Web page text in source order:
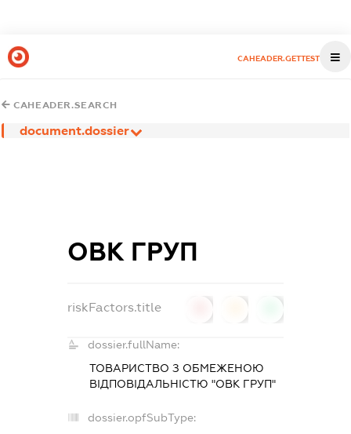
CAHEADER.GETTEST
CAHEADER.SEARCH
document.dossier
ОВК ГРУП
riskFactors.title
dossier.fullName:
ТОВАРИСТВО З ОБМЕЖЕНОЮ
ВІДПОВІДАЛЬНІСТЮ "ОВК ГРУП"
dossier.opfSubType: